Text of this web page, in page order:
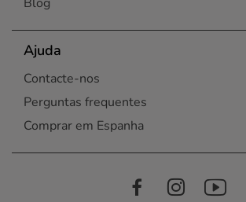
Ajuda
Contacte-nos
Perguntas frequentes
Comprar em Espanha